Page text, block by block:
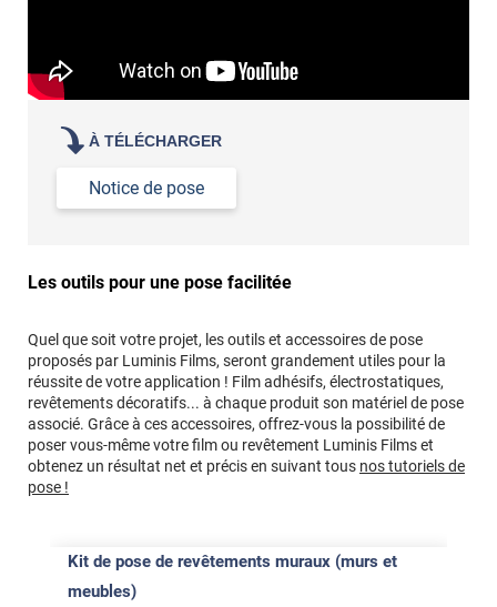
À TÉLÉCHARGER
Notice de pose
Les outils pour une pose facilitée
Quel que soit votre projet, les outils et accessoires de pose
proposés par Luminis Films, seront grandement utiles pour la
réussite de votre application ! Film adhésifs, électrostatiques,
revêtements décoratifs... à chaque produit son matériel de pose
associé. Grâce à ces accessoires, offrez-vous la possibilité de
poser vous-même votre film ou revêtement Luminis Films et
obtenez un résultat net et précis en suivant tous nos tutoriels de
pose !
Kit de pose de revêtements muraux (murs et
meubles)